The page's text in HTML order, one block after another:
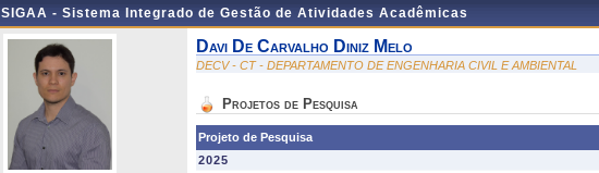
SIGAA - Sistema Integrado de Gestão de Atividades Acadêmicas
Davi De Carvalho Diniz Melo
DECV - CT - DEPARTAMENTO DE ENGENHARIA CIVIL E AMBIENTAL
Projetos de Pesquisa
Projeto de Pesquisa
2025